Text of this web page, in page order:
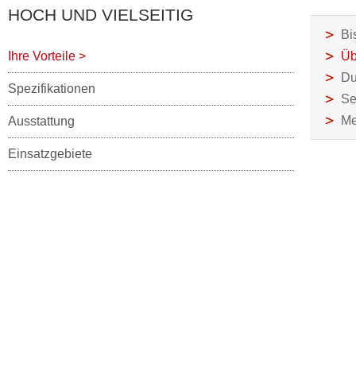
HOCH UND VIELSEITIG
Ihre Vorteile >
Spezifikationen
Ausstattung
Einsatzgebiete